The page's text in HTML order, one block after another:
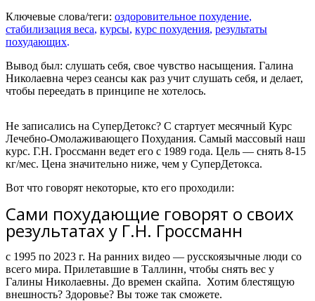
Ключевые слова/теги: оздоровительное похудение,
стабилизация веса, курсы, курс похудения, результаты
похудающих.
Вывод был: слушать себя, свое чувство насыщения. Галина
Николаевна через сеансы как раз учит слушать себя, и делает,
чтобы переедать в принципе не хотелось.
Не записались на СуперДетокс? С стартует месячный Курс
Лечебно-Омолаживающего Похудания. Самый массовый наш
курс. Г.Н. Гроссманн ведет его с 1989 года. Цель — снять 8-15
кг/мес. Цена значительно ниже, чем у СуперДетокса.
Вот что говорят некоторые, кто его проходили:
Сами похудающие говорят о своих
результатах у Г.Н. Гроссманн
с 1995 по 2023 г. На ранних видео — русскоязычные люди со
всего мира. Прилетавшие в Таллинн, чтобы снять вес у
Галины Николаевны. До времен скайпа. Хотим блестящую
внешность? Здоровье? Вы тоже так сможете.